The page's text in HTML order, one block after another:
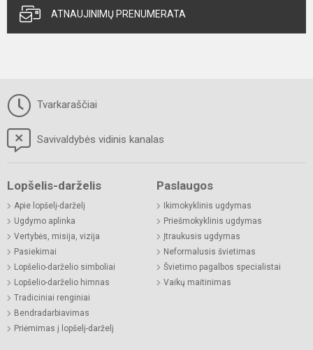
ATNAUJINIMŲ PRENUMERATA
Tvarkaraščiai
Savivaldybės vidinis kanalas
Lopšelis-darželis
Apie lopšelį-darželį
Ugdymo aplinka
Vertybės, misija, vizija
Pasiekimai
Lopšelio-darželio simboliai
Lopšelio-darželio himnas
Tradiciniai renginiai
Bendradarbiavimas
Priėmimas į lopšelį-darželį
Paslaugos
Ikimokyklinis ugdymas
Priešmokyklinis ugdymas
Įtraukusis ugdymas
Neformalusis švietimas
Švietimo pagalbos specialistai
Vaikų maitinimas